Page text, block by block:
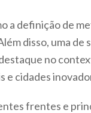
a definição de
disso, uma
no
e cidades
frentes e